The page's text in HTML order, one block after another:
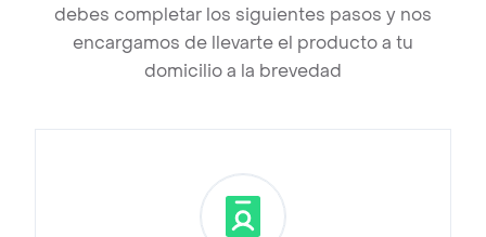
debes completar los siguientes pasos y nos
encargamos de llevarte el producto a tu
domicilio a la brevedad